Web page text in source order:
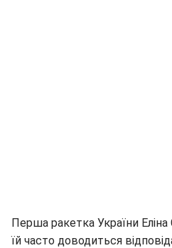
Перша ракетка України Еліна
їй часто доводиться